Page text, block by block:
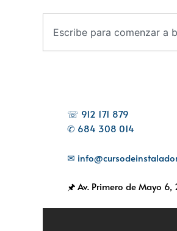
☏ 912 171 879
✆ 684 308 014
✉
🖈 Av. Primero de Mayo 6,